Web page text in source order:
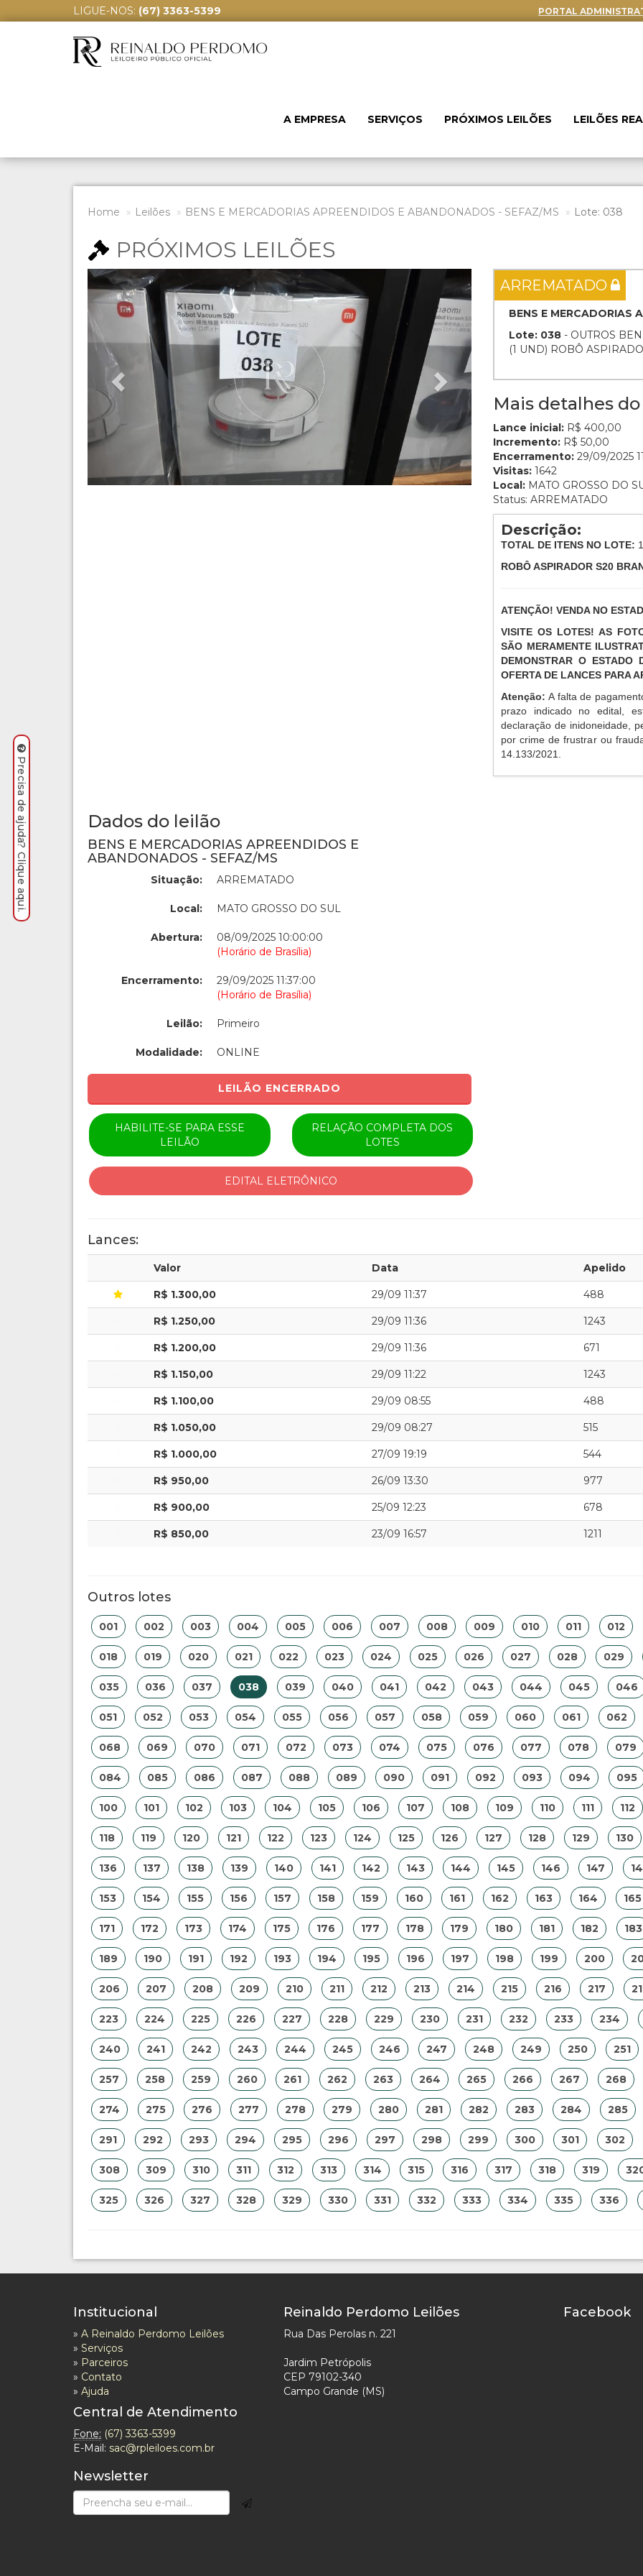
LIGUE-NOS: (67) 3363-5399 PORTAL
A EMPRESA SERVIÇOS PRÓXIMOS LEILÕES LEILÕES
Home Leilões BENS E MERCADORIAS APREENDIDOS E ABANDONADOS - SEFAZ/MS Lote: 038
PRÓXIMOS LEILÕES
Previous Next ARREMATADO
BENS E MERCADORIAS
Lote: 038 - OUTROS
(1 UND) ROBÔ
Mais detalhes
Lance inicial: R$ 400,00
Incremento: R$ 50,00
Encerramento: 29/09/2025
Visitas: 1642
Local: MATO GROSSO DO
Status: ARREMATADO
Descrição:
TOTAL DE ITENS NO LOTE:
ROBÔ ASPIRADOR S20
ATENÇÃO! VENDA NO
VISITE OS LOTES! AS
SÃO MERAMENTE
DEMONSTRAR O ESTADO
OFERTA DE LANCES PARA
Atenção:A falta de
prazo indicado no edital,
declaração de inidoneidade,
por crime de frustrar ou
14.133/2021.
Dados do leilão
BENS E MERCADORIAS APREENDIDOS E
ABANDONADOS - SEFAZ/MS
Situação: ARREMATADO
Local: MATO GROSSO DO SUL
Abertura:
08/09/2025 10:00:00
(Horário de Brasília)
Encerramento:
29/09/2025 11:37:00
(Horário de Brasília)
Leilão: Primeiro
Modalidade: ONLINE
LEILÃO ENCERRADO
HABILITE-SE PARA ESSE
LEILÃO
RELAÇÃO COMPLETA DOS
LOTES
EDITAL ELETRÔNICO
Lances:
Valor Data Apelido
R$ 1.300,00 29/09 11:37 488
R$ 1.250,00 29/09 11:36 1243
R$ 1.200,00 29/09 11:36 671
R$ 1.150,00 29/09 11:22 1243
R$ 1.100,00 29/09 08:55 488
R$ 1.050,00 29/09 08:27 515
R$ 1.000,00 27/09 19:19 544
R$ 950,00 26/09 13:30 977
R$ 900,00 25/09 12:23 678
R$ 850,00 23/09 16:57 1211
Outros lotes
001 002 003 004 005 006 007 008 009 010 011 012
018 019 020 021 022 023 024 025 026 027 028 029
035 036 037 038 039 040 041 042 043 044 045 046
051 052 053 054 055 056 057 058 059 060 061 062
068 069 070 071 072 073 074 075 076 077 078 079
084 085 086 087 088 089 090 091 092 093 094 095
100 101 102 103 104 105 106 107 108 109 110 111 112
118 119 120 121 122 123 124 125 126 127 128 129 130
136 137 138 139 140 141 142 143 144 145 146 147
153 154 155 156 157 158 159 160 161 162 163 164 165
171 172 173 174 175 176 177 178 179 180 181 182 183
189 190 191 192 193 194 195 196 197 198 199 200
206 207 208 209 210 211 212 213 214 215 216 217
223 224 225 226 227 228 229 230 231 232 233 234
240 241 242 243 244 245 246 247 248 249 250 251
257 258 259 260 261 262 263 264 265 266 267 268
274 275 276 277 278 279 280 281 282 283 284 285
291 292 293 294 295 296 297 298 299 300 301 302
308 309 310 311 312 313 314 315 316 317 318 319
325 326 327 328 329 330 331 332 333 334 335 336
Institucional
» A Reinaldo Perdomo Leilões
» Serviços
» Parceiros
» Contato
» Ajuda
Central de Atendimento
Fone: (67) 3363-5399
E-Mail: sac@rpleiloes.com.br
Newsletter
Reinaldo Perdomo Leilões
Rua Das Perolas n. 221
Jardim Petrópolis
CEP 79102-340
Campo Grande (MS)
Facebook
Precisa de ajuda? Clique aqui.